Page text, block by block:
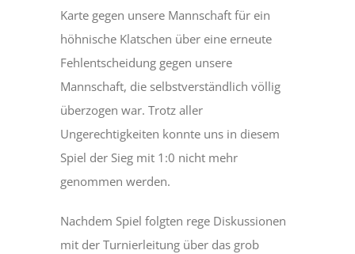
Karte gegen unsere Mannschaft für ein
höhnische Klatschen über eine erneute
Fehlentscheidung gegen unsere
Mannschaft, die selbstverständlich völlig
überzogen war. Trotz aller
Ungerechtigkeiten konnte uns in diesem
Spiel der Sieg mit 1:0 nicht mehr
genommen werden.
Nachdem Spiel folgten rege Diskussionen
mit der Turnierleitung über das grob